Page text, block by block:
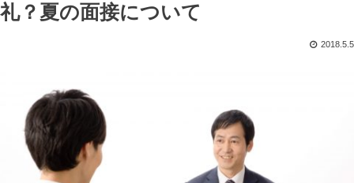
礼？夏の面接について
2018.5.5